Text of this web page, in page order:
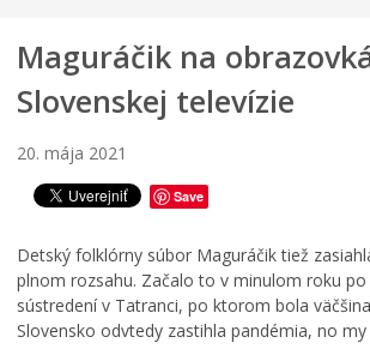
Spravodajstvo
KULTÚRA
Literárny Kežmarok
Školstvo
Životné prostredie
Zdravie
Maguráčik na
Slovenskej televízie
20. mája 2021
Save
Detský folklórny súbor Maguráčik tiež
plnom rozsahu. Začalo to v minulom roku
sústredení v Tatranci, po ktorom bola
Slovensko odvtedy zastihla pandémia, no
L
e
t
J
u
h
e
f
i
n
P
r
c
h
á
d